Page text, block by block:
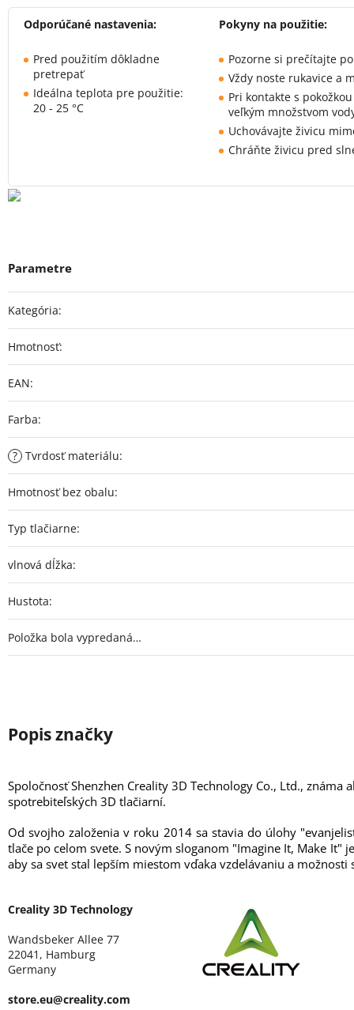
Odporúčané nastavenia:
Pred použitím dôkladne
pretrepať
Ideálna teplota pre použitie:
20 - 25 °C
Pokyny na použitie:
Pozorne si prečítajte
Vždy noste rukavice a
Pri kontakte s
veľkým množstvom
Uchovávajte živicu
Chráňte živicu pred
Kategória:
Hmotnosť:
EAN:
Farba:
? Tvrdosť materiálu:
Hmotnosť bez obalu:
Typ tlačiarne:
vlnová dĺžka:
Hustota:
Položka bola vypredaná…
Spoločnosť Shenzhen Creality 3D Technology Co., Ltd.,
spotrebiteľských 3D tlačiarní.
Od svojho založenia v roku 2014 sa stavia do úlohy
tlače po celom svete. S novým sloganom "Imagine It, Make It"
aby sa svet stal lepším miestom vďaka vzdelávaniu a možnosti
Creality 3D Technology
Wandsbeker Allee 77
22041, Hamburg
Germany
store.eu@creality.com